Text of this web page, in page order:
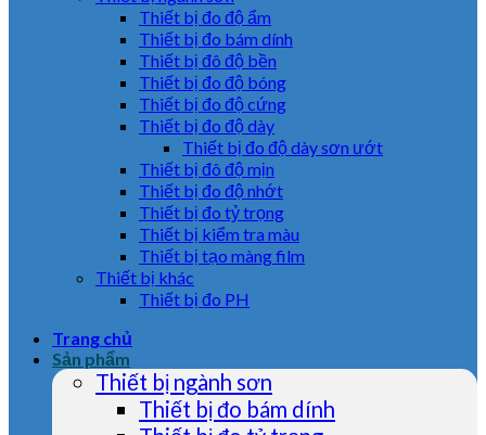
Thiết bị đo độ ẩm
Thiết bị đo bám dính
Thiết bị đô độ bền
Thiết bị đo độ bóng
Thiết bị đo độ cứng
Thiết bị đo độ dày
Thiết bị đo độ dày sơn ướt
Thiết bị đô độ mịn
Thiết bị đo độ nhớt
Thiết bị đo tỷ trọng
Thiết bị kiểm tra màu
Thiết bị tạo màng film
Thiết bị khác
Thiết bị đo PH
Trang chủ
Sản phẩm
Thiết bị ngành sơn
Thiết bị đo bám dính